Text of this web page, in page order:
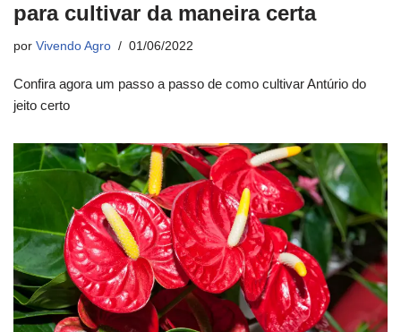
para cultivar da maneira certa
por Vivendo Agro 01/06/2022
Confira agora um passo a passo de como cultivar Antúrio do
jeito certo